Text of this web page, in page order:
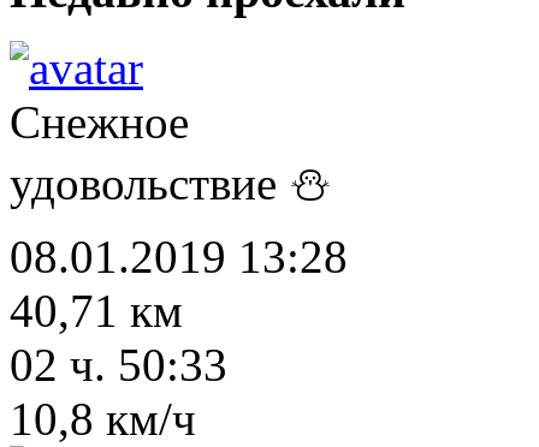
Снежное
удовольствие ⛄
08.01.2019 13:28
40,71 км
02 ч. 50:33
10,8 км/ч